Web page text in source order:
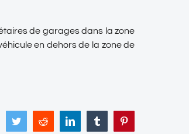
de garages dans la zone
en dehors de la zone de
TwitterReddit LinkedIn Tumblr